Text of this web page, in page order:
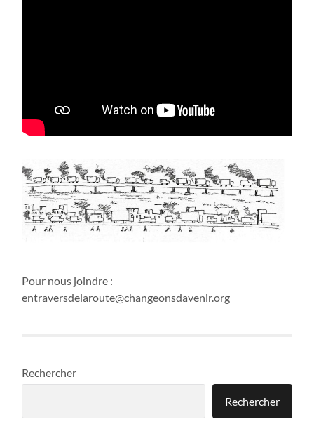
Pour nous joindre :
entraversdelaroute@changeonsdavenir.org
Rechercher
Rechercher